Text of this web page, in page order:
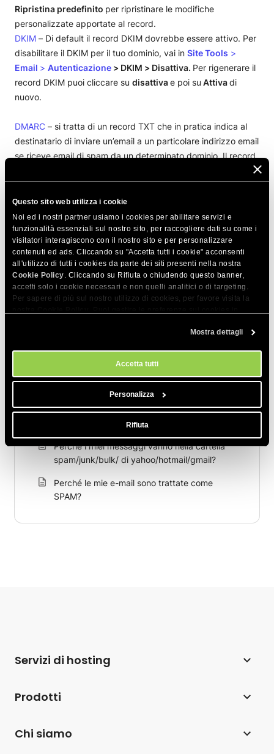
Questo sito web utilizza i cookie
Noi ed i nostri partner usiamo i cookies per abilitare servizi e
funzionalità essenziali sul nostro sito, per raccogliere dati su come i
visitatori interagiscono con il nostro sito e per personalizzare
contenuti ed ads. Cliccando su "Accetta tutti i cookie" acconsenti
all'utilizzo di tutti i cookies da parte dei siti presenti nella nostra
Cookie Policy. Cliccando su Rifiuta o chiudendo questo banner,
accetti solo i cookie necessari e non quelli analitici o di targeting.
Per sapere di più sul nostro utilizzo di cookies, per favore visita la
Mostra dettagli
Accetta tutti
Personalizza
Rifiuta
Ripristina predefinito per ripristinare le modifiche
personalizzate apportate al record.
DKIM – Di default il record DKIM dovrebbe essere attivo. Per
disabilitare il DKIM per il tuo dominio, vai in Site Tools >
Email > Autenticazione > DKIM > Disattiva. Per rigenerare il
record DKIM puoi cliccare su disattivae poi su Attivadi
nuovo.
DMARC – si tratta di un record TXT che in pratica indica al
destinatario di inviare un’email a un particolare indirizzo email
se riceve email di spam da un determinato dominio. Il record
creazione del sito. Per trovare e modificare il record, vai in
Site Tools > Dominio > Editor di zona DNS
TXT che inizia con “v=DMARC1” e clicca sull’icona a forma di
matita accanto ad esso.
Puoi anche utilizzare valori personalizzati per i record SPF e
DKIM del tuo dominio. Puoi farlo aggiungendo i valori
nell’Editor di zona DNSnel Site Tools.
CONDIVIDI QUESTO ARTICOLO
Perché i miei messaggi vanno nella cartella
spam/junk/bulk/ di yahoo/hotmail/gmail?
Perché le mie e-mail sono trattate come
SPAM?
Servizi di hosting
Hosting per WooCommerce
Prodotti
Chi siamo